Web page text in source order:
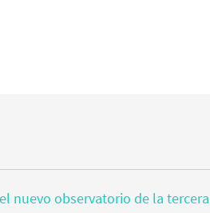
nuevo observatorio de la tercera